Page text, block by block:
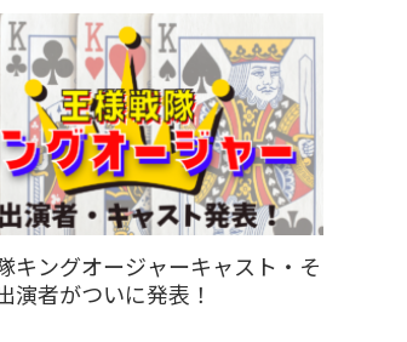
キングオージャーキャスト・そ
演者がついに発表！